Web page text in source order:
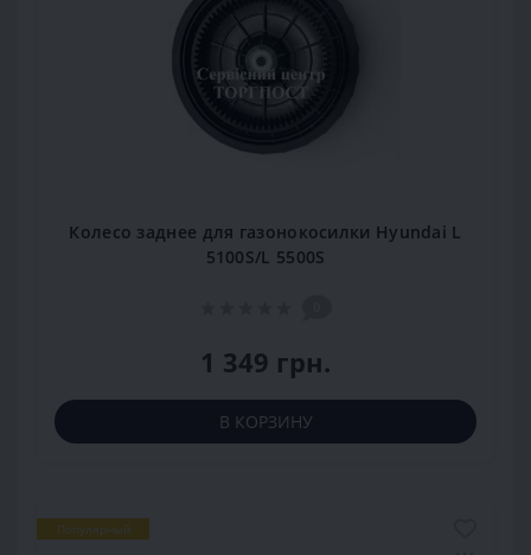
Колесо заднее для газонокосилки Hyundai L
5100S/L 5500S
1 349 грн.
В КОРЗИНУ
Популярный